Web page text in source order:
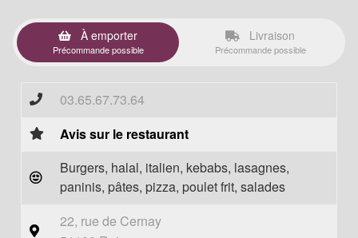
À emporter
Précommande possible
Livraison
Précommande possible
03.65.67.73.64
Avis sur le restaurant
Burgers, halal, italien, kebabs, lasagnes,
paninis, pâtes, pizza, poulet frit, salades
22, rue de Cernay